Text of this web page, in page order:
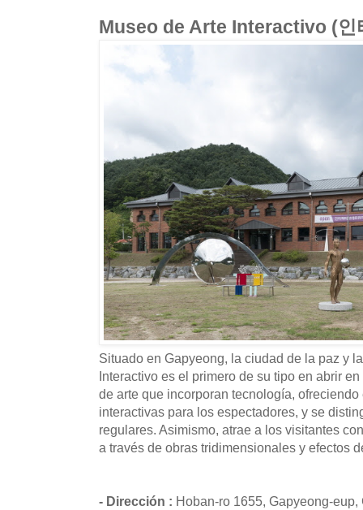
Museo de Arte Interactivo (인
Situado en Gapyeong, la ciudad de la paz y
Interactivo es el primero de su tipo en abrir
de arte que incorporan tecnología,
interactivas para los espectadores, y se
regulares. Asimismo, atrae a los visitantes
a través de obras tridimensionales y efectos
- Dirección : Hoban-ro 1655, Gapyeong-